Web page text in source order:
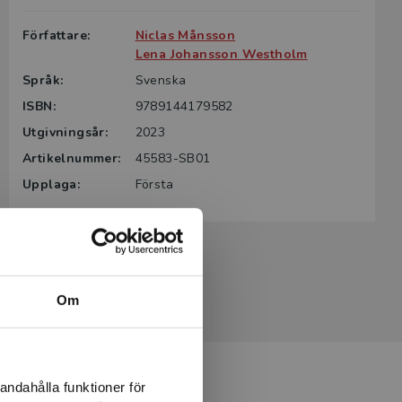
Om
funktioner för
Författare:
Niclas Månsson
Lena Johansson Westholm
Språk:
Svenska
ISBN:
9789144179582
Utgivningsår:
2023
Artikelnummer:
45583-SB01
Upplaga:
Första